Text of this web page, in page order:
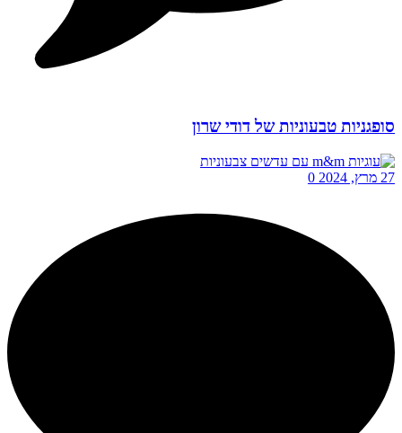
סופגניות טבעוניות של דודי שרון
27 מרץ, 2024 0